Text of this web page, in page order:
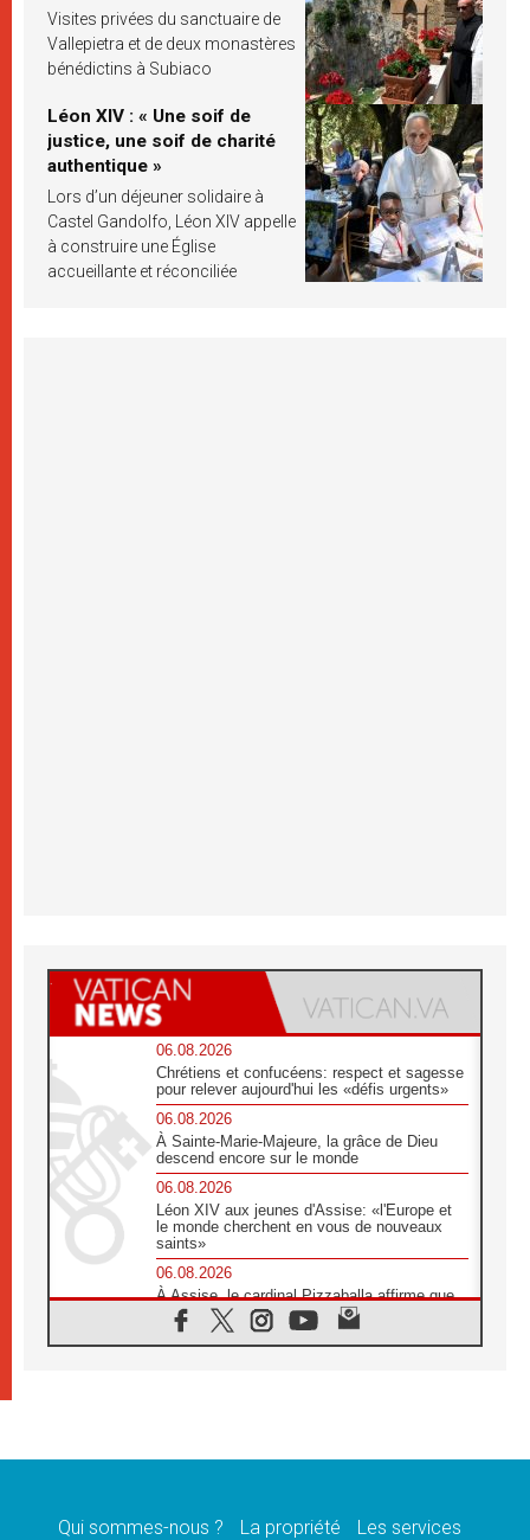
Visites privées du sanctuaire de
Vallepietra et de deux monastères
bénédictins à Subiaco
Léon XIV : « Une soif de
justice, une soif de charité
authentique »
Lors d’un déjeuner solidaire à
Castel Gandolfo, Léon XIV appelle
à construire une Église
accueillante et réconciliée
06.08.2026
Chrétiens et confucéens: respect et sagesse
pour relever aujourd'hui les «défis urgents»
06.08.2026
À Sainte-Marie-Majeure, la grâce de Dieu
descend encore sur le monde
06.08.2026
Léon XIV aux jeunes d'Assise: «l'Europe et
le monde cherchent en vous de nouveaux
saints»
06.08.2026
À Assise, le cardinal Pizzaballa affirme que
«les chrétiens veulent la paix»
06.08.2026
message de paix et de dignité humaine»
Qui sommes-nous ? La propriété Les services